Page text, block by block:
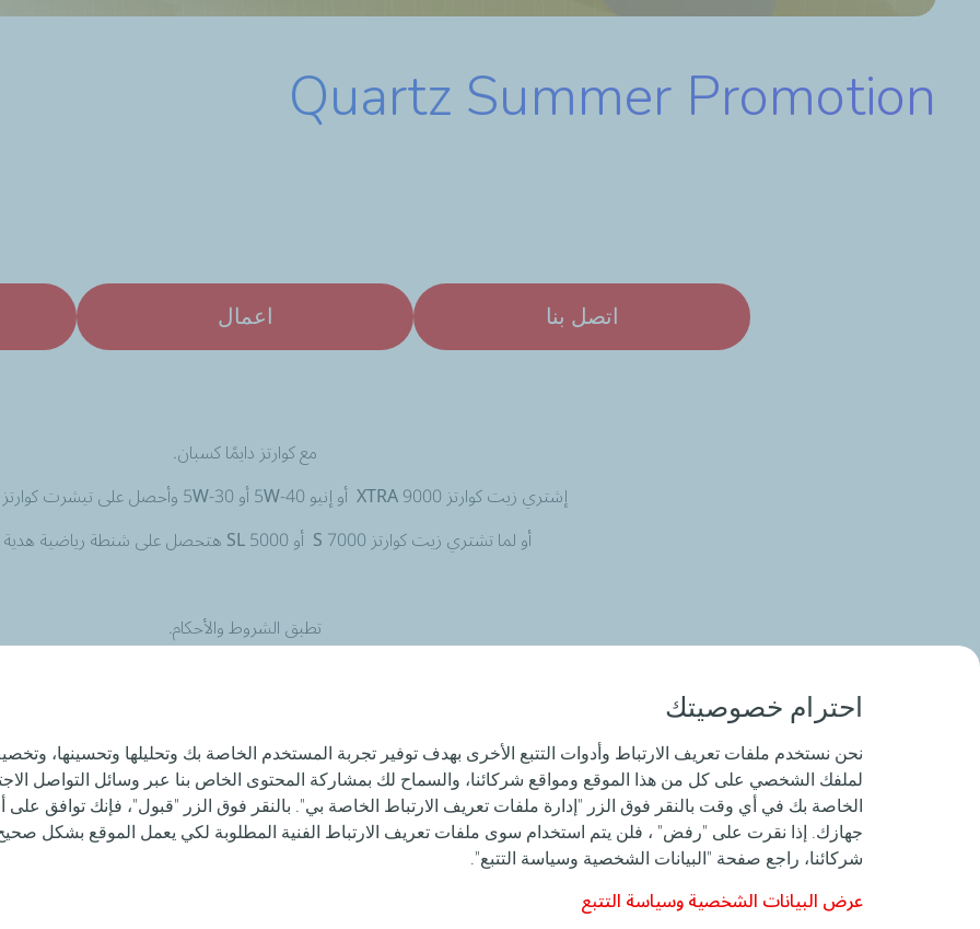
Quartz Summer Promotion
اتصل بنا اعمال
مع كوارتز دايمًا كسبان.
إشتري زيت كوارتز 9000 XTRA أو إنيو 5W-40 أو 5W-30 وأحصل على تيشرت كوارتز هدية فورية.
أو لما تشتري زيت كوارتز 7000 S أو 5000 SL هتحصل على شنطة رياضية هدية فورية.
تطبق الشروط والأحكام.
العرض ساري حتي نفاد الكمية.
تابعنا
احترام خصوصيتك
نحن نستخدم ملفات تعريف الارتباط وأدوات التتبع الأخرى بهدف توفير تجربة المستخدم الخاصة بك وتحليلها وتحسينها،
لملفك الشخصي على كل من هذا الموقع ومواقع شركائنا، والسماح لك بمشاركة المحتوى الخاص بنا عبر وسائل التواصل
الخاصة بك في أي وقت بالنقر فوق الزر "إدارة ملفات تعريف الارتباط الخاصة بي". بالنقر فوق الزر "قبول"، فإنك توافق على
جهازك. إذا نقرت على "رفض" ، فلن يتم استخدام سوى ملفات تعريف الارتباط الفنية المطلوبة لكي يعمل الموقع بشكل
شركائنا، راجع صفحة "البيانات الشخصية وسياسة التتبع".
عرض البيانات الشخصية وسياسة التتبع